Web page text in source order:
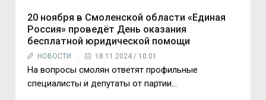
20 ноября в Смоленской области «Единая
Россия» проведёт День оказания
бесплатной юридической помощи
НОВОСТИ 18.11.2024 / 10:01
На вопросы смолян ответят профильные
специалисты и депутаты от партии...